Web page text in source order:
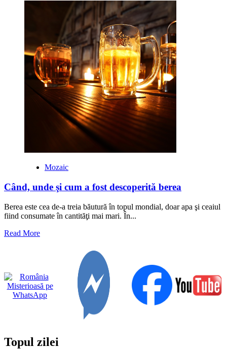
lovită
de
un
val
de
bere
care
ucide
Mozaic
Când, unde şi cum a fost descoperită berea
Berea este cea de-a treia băutură în topul mondial, doar apa şi ceaiul
fiind consumate în cantităţi mai mari. În...
Read MoreRead
şi
cum
a
Topul zilei